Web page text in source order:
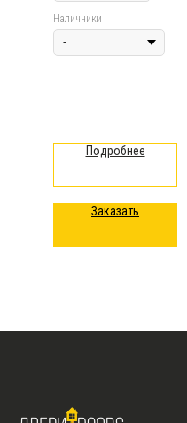
Наличники
Подробнее
Заказать